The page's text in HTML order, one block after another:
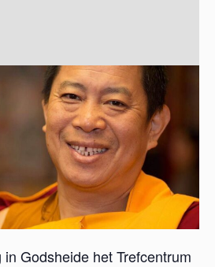
Godsheide het Trefcentrum